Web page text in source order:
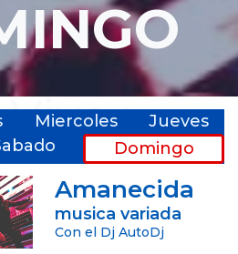
:
Con
Miercoles
Jueves
Domingo
Amanecida
musica variada
Con el Dj AutoDj